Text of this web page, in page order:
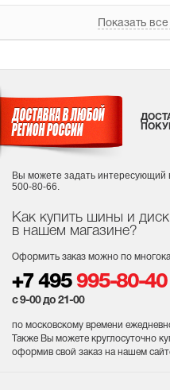
Показать
Как купить шины и
в нашем магазине?
Оформить заказ можно по
+7 495 995-80-40
с 9-00 до 21-00
по московскому времени
Также Вы можете круглосуточно
оформив свой заказ на нашем
Вы можете задать интересующий
500-80-66.